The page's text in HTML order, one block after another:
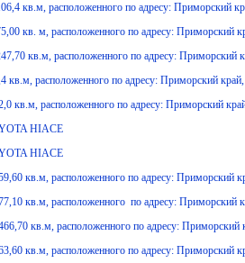
кв.м, расположенного по адресу: Приморский
кв. м, расположенного по адресу: Приморский
кв.м, расположенного по адресу: Приморский
расположенного по адресу: Приморский
расположенного по адресу: Приморский
HIACE
HIACE
кв.м, расположенного по адресу: Приморский
кв.м, расположенного по адресу: Приморский
кв.м, расположенного по адресу: Приморский
кв.м, расположенного по адресу: Приморский